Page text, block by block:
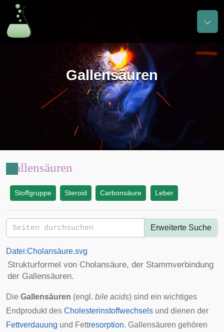
Gallensäuren
Gallensäuren
Stoffgruppe Steroid Carbonsäure Leber
Erweiterte Suche
Datei:Cholansäure.svg
Strukturformel von Cholansäure, der Stammverbindung
der Gallensäuren.
Die Gallensäuren (engl. bile acids) sind ein wichtiges
Endprodukt des Cholesterinstoffwechsels und dienen der
Fettverdauung und Fettresorption. Gallensäuren gehören